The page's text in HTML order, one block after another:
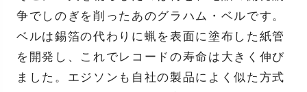
争でしのぎを削ったあのグラハム・ベルです。
ベルは錫箔の代わりに蝋を表面に塗布した紙管
を開発し、これでレコードの寿命は大きく伸び
ました。エジソンも自社の製品によく似た方式